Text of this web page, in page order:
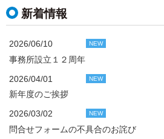
新着情報
2026/06/10 NEW
事務所設立１２周年
2026/04/01 NEW
新年度のご挨拶
2026/03/02 NEW
問合せフォームの不具合のお詫び